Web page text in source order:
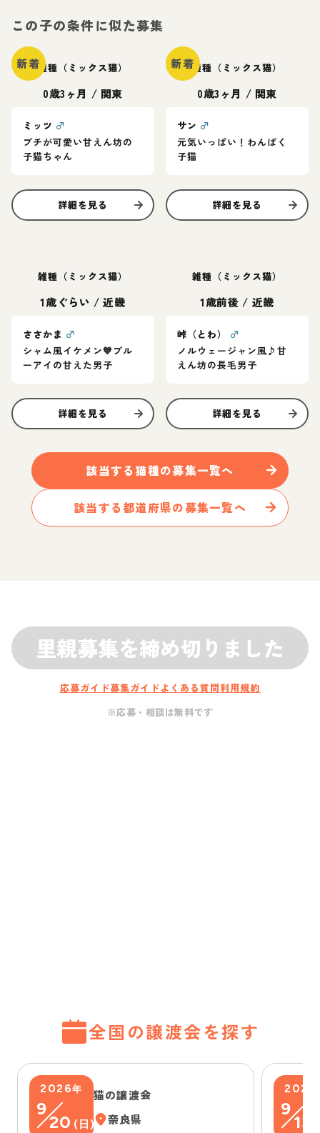
この子の条件に似た募集
新着雑種（ミックス猫）
0歳3ヶ月 / 関東
ミッツ ♂
ブチが可愛い甘えん坊の
子猫ちゃん
詳細を見る
新着雑種（ミックス猫）
0歳3ヶ月 / 関東
サン ♂
元気いっぱい！わんぱく
子猫
詳細を見る
雑種（ミックス猫）
1歳ぐらい /近畿
ささかま ♂
シャム風イケメン💙ブル
ーアイの甘えた男子
詳細を見る
雑種（ミックス猫）
1歳前後 / 近畿
峠（とわ）
♂
ノルウェージャン風♪甘
えん坊の長毛男子
詳細を見る
該当する 猫種の募集一覧へ
該当する都道府県の募集一覧へ
里親募集を締め切りました
応募ガイド募集ガイド よくある質問利用規約
※応募・相談は無料です
全国の譲渡会を探す
2026年
9
20 ( 日)
猫の譲渡会
奈良県
2026
9
13